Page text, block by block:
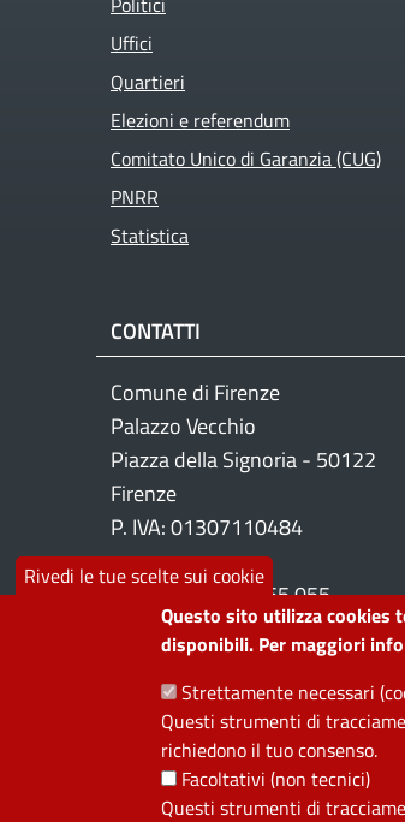
Rivedi le tue scelte sui cookie
Questo sito utilizza cookies
disponibili. Per maggiori
Strettamente necessari
Questi strumenti di
richiedono il tuo consenso.
Facoltativi (non tecnici)
Questi strumenti di
Uffici
Quartieri
Elezioni e referendum
Comitato Unico di Garanzia (CUG)
PNRR
Statistica
CONTATTI
Comune di Firenze
Palazzo Vecchio
Piazza della Signoria - 50122
Firenze
P. IVA: 01307110484
Contact center: 055 055
PRIVACY
Useful links section
La Privacy nel Comune
PRIVACY